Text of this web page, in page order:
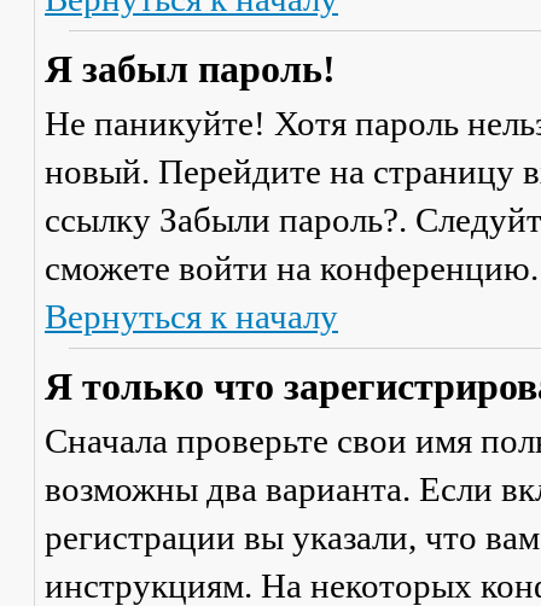
Я забыл пароль!
Не паникуйте! Хотя пароль
новый. Перейдите на страницу
ссылку Забыли пароль?.
сможете войти на конференцию.
Вернуться к началу
Я только что
Сначала проверьте свои имя
возможны два варианта. Если
регистрации вы указали, что
инструкциям. На некоторых